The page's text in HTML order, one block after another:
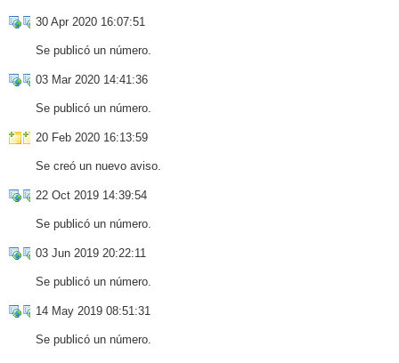
30 Apr 2020 16:07:51
Se publicó un número.
03 Mar 2020 14:41:36
Se publicó un número.
20 Feb 2020 16:13:59
Se creó un nuevo aviso.
22 Oct 2019 14:39:54
Se publicó un número.
03 Jun 2019 20:22:11
Se publicó un número.
14 May 2019 08:51:31
Se publicó un número.